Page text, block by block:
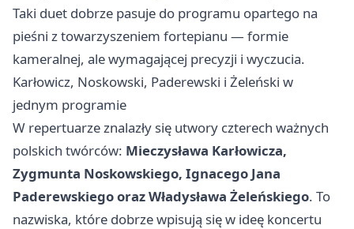
Taki duet dobrze pasuje do programu opartego na
pieśni z towarzyszeniem fortepianu — formie
kameralnej, ale wymagającej precyzji i wyczucia.
Karłowicz, Noskowski, Paderewski i Żeleński w
jednym programie
W repertuarze znalazły się utwory czterech ważnych
polskich twórców: Mieczysława Karłowicza,
Zygmunta Noskowskiego, Ignacego Jana
Paderewskiego oraz Władysława Żeleńskiego. To
nazwiska, które dobrze wpisują się w ideę koncertu